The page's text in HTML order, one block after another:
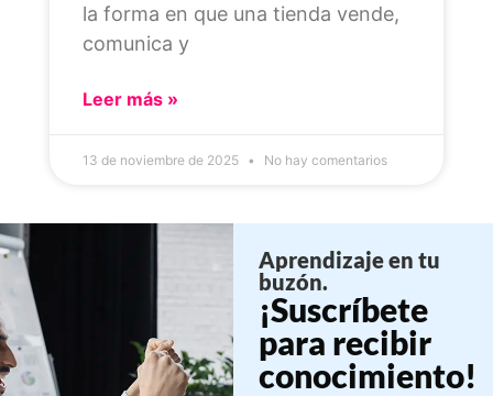
la forma en que una tienda vende,
comunica y
Leer más »
13 de noviembre de 2025 No hay comentarios
Aprendizaje en tu
buzón.
¡Suscríbete
para recibir
conocimiento!